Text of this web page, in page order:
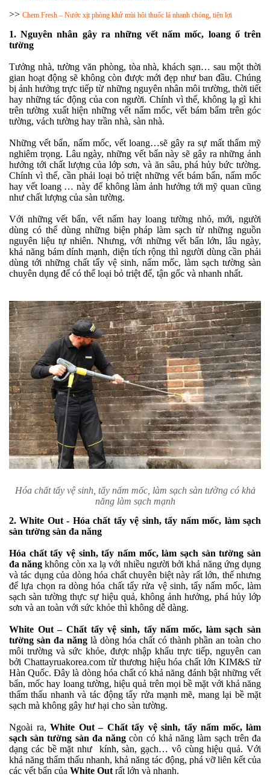
>> Chem Fresh – Nước xịt phòng khử mùi hôi thuốc lá nhanh chóng, tiện lợi
1.Nguyên nhân gây ra những vết nấm mốc, loang ố trên
tường
Tưởng nhà, tường văn phòng, tòa nhà, khách sạn… sau một thời
gian hoạt động sẽ không còn được mới đẹp như ban đầu. Chúng
bị ảnh hưởng trực tiếp từ những nguyên nhân môi trường, thời tiết
hay những tác động của con người. Chính vì thế, không lạ gì khi
trên tường xuất hiện những vết nấm mốc, vết bám bẩm trên góc
tường, vách tường hay trần nhà, sàn nhà.
Những vết bẩn, nấm mốc, vết loang…sẽ gây ra sự mất thẩm mỹ
nghiêm trọng. Lâu ngày, những vết bẩn này sẽ gây ra những ảnh
hưởng tới chất lượng của lớp sơn, và ăn sâu, phá hủy bức tường.
Chính vì thế, cần phải loại bỏ triệt những vết bám bẩn, nấm mốc
hay vết loang … này để không làm ảnh hưởng tới mỹ quan cũng
như chất lượng của sàn tường.
Với những vết bẩn, vết nấm hay loang tường nhỏ, mới, người
dùng có thể dùng những biện pháp làm sạch từ những nguồn
nguyên liệu tự nhiên. Nhưng, với những vết bẩn lớn, lâu ngày,
khả năng bám dính mạnh, diện tích rộng thì người dùng cần phải
dùng tới những chất tẩy vệ sinh, nấm mốc, làm sạch tường sàn
chuyên dụng để có thể loại bỏ triệt để, tận gốc và nhanh nhất.
Hóa chất tẩy vệ sinh, tẩy nấm mốc, làm sạch sàn tường có khả
năng làm sạch mạnh
2.White Out - Hóa chất tẩy vệ sinh, tẩy nấm mốc, làm sạch
sàn tường sàn đa năng
Hóa chất tẩy vệ sinh, tẩy nấm mốc, làm sạch sàn tường sàn
đa năng không còn xa lạ với nhiều người bởi khả năng ứng dụng
và tác dụng của dòng hóa chất chuyên biệt này rất lớn, thế nhưng
để lựa chọn ra dòng hóa chất tẩy rửa vệ sinh, tẩy nấm mốc, làm
sạch sàn tường thực sự hiệu quả, không ảnh hưởng, phá hủy lớp
sơn và an toàn với sức khỏe thì không dễ dàng.
White Out – Chất tẩy vệ sinh, tẩy nấm mốc, làm sạch sàn
tường sàn đa năng là dòng hóa chất có thành phần an toàn cho
môi trường và sức khỏe, được nhập khẩu trực tiếp, nguyên can
bởi Chattayruakorea.com từ thương hiệu hóa chất lớn KIM&S từ
Hàn Quốc. Đây là dòng hóa chất có khả năng đánh bật những vết
bẩn, mốc hay loang tường, hiệu quả trên mọi bề mặt với khả năng
thẩm thấu nhanh và tác động tẩy rửa mạnh mẽ, mang lại bề mặt
sạch mà không gây hư hại cho sàn tường.
Ngoài ra, White Out – Chất tẩy vệ sinh, tẩy nấm mốc, làm
sạch sàn tường sàn đa năng còn có khả năng làm sạch trên đa
dạng các bề mặt như kính, sàn, gạch… vô cùng hiệu quả. Với
khả năng thẩm thấu nhanh, khả năng tác động, phá vỡ liên kết của
các vết bẩn của White Out rất lớn và nhanh.